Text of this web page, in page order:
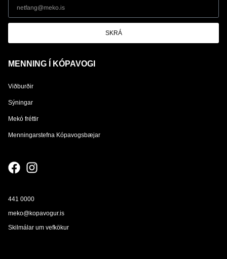
SKRÁ
MENNING Í KÓPAVOGI
Viðburðir
Sýningar
Mekó fréttir
Menningarstefna Kópavogsbæjar
441 0000
meko@kopavogur.is
Skilmálar um vefkökur